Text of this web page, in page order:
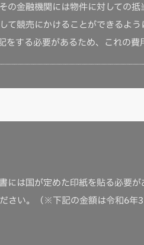
金融機関には物件に対しての
競売にかけることができるよ
する必要があるため、これの費
は国が定めた印紙を貼る必要
さい。（※下記の金額は令和6年